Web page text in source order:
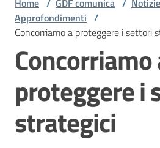
Cosa
facciamo
Comunicazione
e
Home / GDF comunica /
Approfondimenti /
Concorriamo a proteggere i settori
Concorriamo
proteggere i
strategici